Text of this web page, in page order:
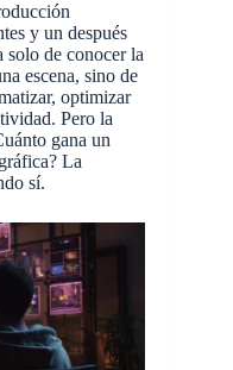
y un después
solo de conocer la
escena, sino de
optimizar
Pero la
gana un
La
sí.